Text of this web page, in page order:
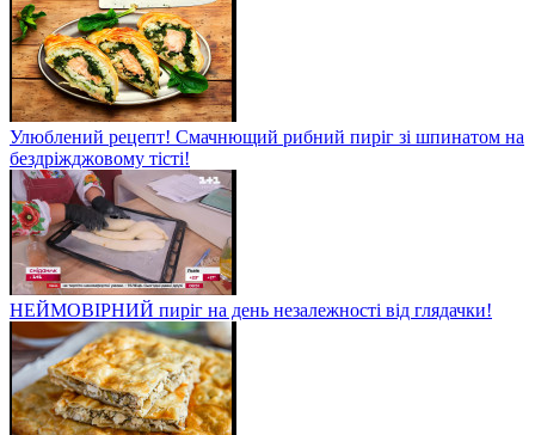
Улюблений рецепт! Смачнющий рибний пиріг зі шпинатом на
бездріжджовому тісті!
НЕЙМОВІРНИЙ пиріг на день незалежності від глядачки!